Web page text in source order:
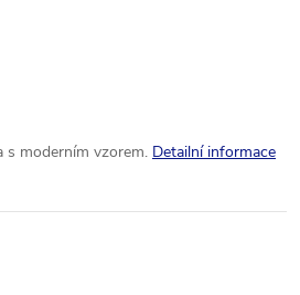
s moderním vzorem. Detailní informace